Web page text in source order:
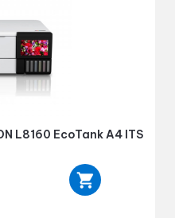
L8160 EcoTank A4 ITS